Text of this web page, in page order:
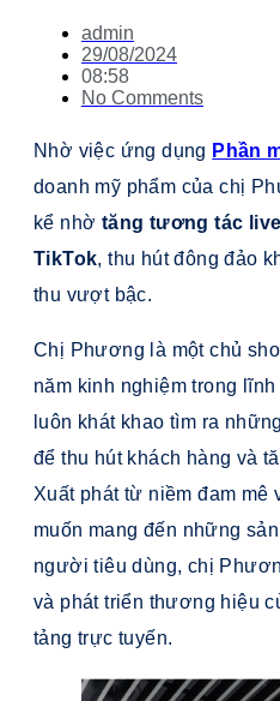
admin
29/08/2024
08:58
No Comments
Nhờ việc ứng dụng Phần
doanh mỹ phẩm của chị
kể nhờ tăng tương tác
TikTok, thu hút đông đảo
thu vượt bậc.
Chị Phương là một chủ
năm kinh nghiệm trong
luôn khát khao tìm ra
để thu hút khách hàng và
Xuất phát từ niềm đam mê
muốn mang đến những
người tiêu dùng, chị
và phát triển thương hiệu
tảng trực tuyến.